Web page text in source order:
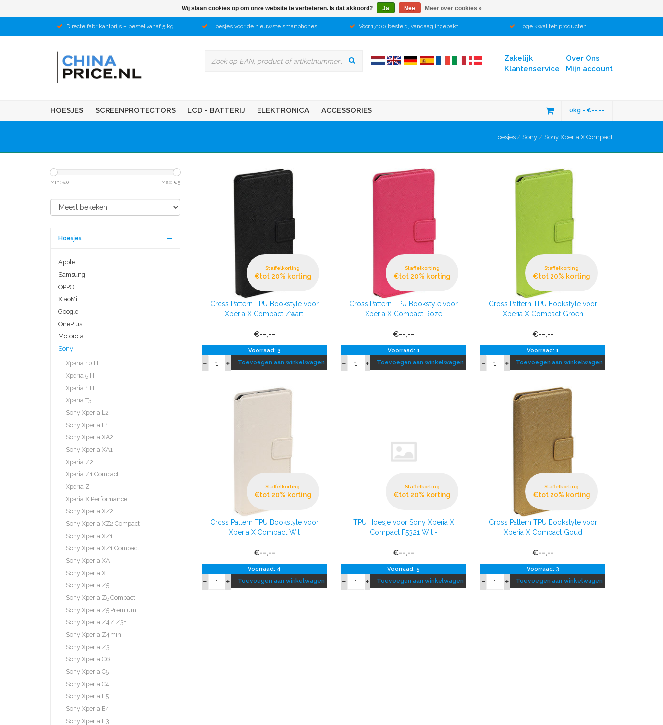
Directe fabrikantprijs – bestel vanaf 5 kg Hoesjes voor de nieuwste smartphones Voor 17:00 besteld, vandaag ingepakt Hoge kwaliteit producten
Over Ons
Mijn account
Zakelijk
Klantenservice
HOESJES SCREENPROTECTORS LCD - BATTERIJ ELEKTRONICA ACCESSORIES 0kg - €--,--
Hoesjes / Sony / Sony Xperia X Compact
Min: €0 Max: €5
Hoesjes
Apple
Samsung
OPPO
XiaoMi
Google
OnePlus
Motorola
Sony
Xperia 10 III
Xperia 5 III
Xperia 1 III
Xperia T3
Sony Xperia L2
Sony Xperia L1
Sony Xperia XA2
Sony Xperia XA1
Xperia Z2
Xperia Z1 Compact
Xperia Z
Xperia X Performance
Sony Xperia XZ2
Sony Xperia XZ2 Compact
Sony Xperia XZ1
Sony Xperia XZ1 Compact
Sony Xperia XA
Sony Xperia X
Sony Xperia Z5
Sony Xperia Z5 Compact
Sony Xperia Z5 Premium
Sony Xperia Z4 / Z3+
Sony Xperia Z4 mini
Sony Xperia Z3
Sony Xperia C6
Sony Xperia C5
Sony Xperia C4
Sony Xperia E5
Sony Xperia E4
Sony Xperia E3
Staffelkorting
€tot 20% korting
Cross Pattern TPU Bookstyle voor
Xperia X Compact Zwart
€--,--
Voorraad: 3
Toevoegen aan winkelwagen
Staffelkorting
€tot 20% korting
Cross Pattern TPU Bookstyle voor
Xperia X Compact Roze
€--,--
Voorraad: 1
Toevoegen aan winkelwagen
Staffelkorting
€tot 20% korting
Cross Pattern TPU Bookstyle voor
Xperia X Compact Groen
€--,--
Voorraad: 1
Toevoegen aan winkelwagen
Staffelkorting
€tot 20% korting
Cross Pattern TPU Bookstyle voor
Xperia X Compact Wit
€--,--
Voorraad: 4
Toevoegen aan winkelwagen
Staffelkorting
€tot 20% korting
TPU Hoesje voor Sony Xperia X
Compact F5321 Wit -
€--,--
Voorraad: 5
Toevoegen aan winkelwagen
Staffelkorting
€tot 20% korting
Cross Pattern TPU Bookstyle voor
Xperia X Compact Goud
€--,--
Voorraad: 3
Toevoegen aan winkelwagen
Wij slaan cookies op om onze website te verbeteren. Is dat akkoord? Ja Nee Meer over cookies »